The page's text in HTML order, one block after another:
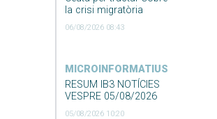
la crisi migratòria
06/08/2026 08:43
MICROINFORMATIUS
RESUM IB3 NOTÍCIES
VESPRE 05/08/2026
05/08/2026 10:20